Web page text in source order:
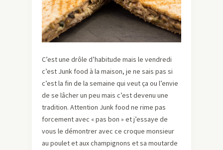
C’est une drôle d’habitude mais le vendredi
c’est Junk food à la maison, je ne sais pas si
c’est la fin de la semaine qui veut ça ou l’envie
de se lâcher un peu mais c’est devenu une
tradition. Attention Junk food ne rime pas
forcement avec « pas bon » et j’essaye de
vous le démontrer avec ce croque monsieur
au poulet et aux champignons et sa moutarde